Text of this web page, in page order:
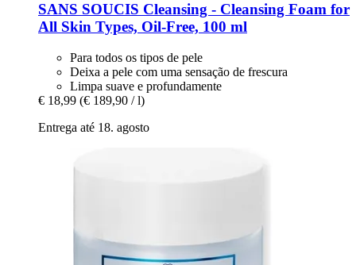
SANS SOUCIS Cleansing -​ Cleansing Foam for
All Skin Types, Oil-​Free, 100 ml
Para todos os tipos de pele
Deixa a pele com uma sensação de frescura
Limpa suave e profundamente
€ 18,99 (€ 189,90 / l)
Entrega até 18. agosto